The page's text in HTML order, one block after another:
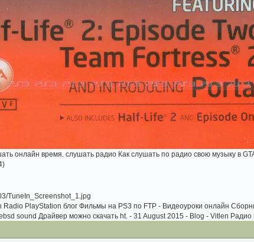
онлайн время. слушать радио Как слушать по радио свою музыку в
PlayStation блог Фильмы на PS3 по FTP - Видеоуроки онлайн
sound Драйвер можно скачать ht. - 31 August 2015 - Blog - Vitlen